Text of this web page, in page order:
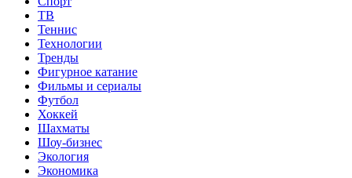
ТВ
Теннис
Технологии
Тренды
Фигурное катание
Фильмы и сериалы
Футбол
Хоккей
Шахматы
Шоу-бизнес
Экология
Экономика